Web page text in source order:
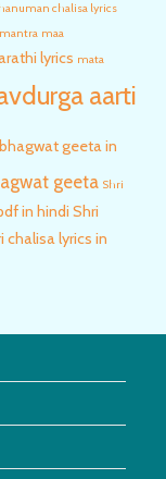
hanuman chalisa lyrics
maa
lyrics mata
aarti
geeta in
geeta Shri
in hindi Shri
chalisa lyrics in